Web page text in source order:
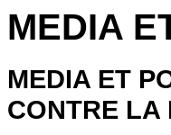
MEDIA
MEDIA ET
CONTRE LA